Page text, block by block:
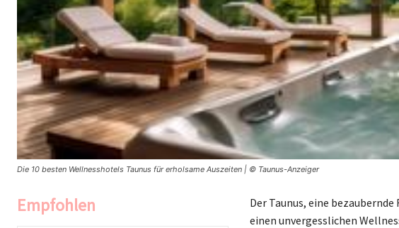
Die 10 besten Wellnesshotels Taunus für erholsame Auszeiten | © Taunus-Anzeiger
Empfohlen
Der Taunus, eine
einen unvergesslichen